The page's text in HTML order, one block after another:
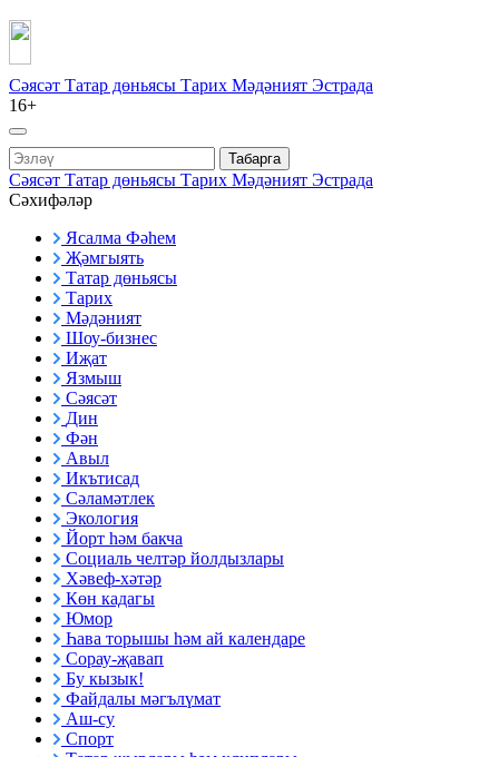
Сәясәт Татар дөньясы Тарих Мәдәният Эстрада
16+
Табарга
Сәясәт Татар дөньясы Тарих Мәдәният Эстрада
Сәхифәләр
Ясалма Фәһем
Җәмгыять
Татар дөньясы
Тарих
Мәдәният
Шоу-бизнес
Иҗат
Язмыш
Сәясәт
Дин
Фән
Авыл
Икътисад
Сәламәтлек
Экология
Йорт һәм бакча
Социаль челтәр йолдызлары
Хәвеф-хәтәр
Көн кадагы
Юмор
Һава торышы һәм ай календаре
Сорау-җавап
Бу кызык!
Файдалы мәгълүмат
Аш-су
Спорт